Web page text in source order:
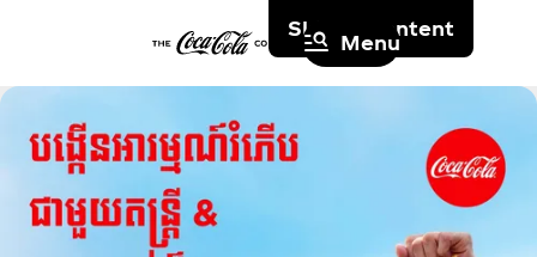
Skip to content
Menu